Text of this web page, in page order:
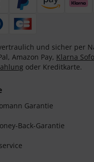
und sicher per
Amazon Pay, Klarna
oder Kreditkarte.
Garantie
Back-Garantie